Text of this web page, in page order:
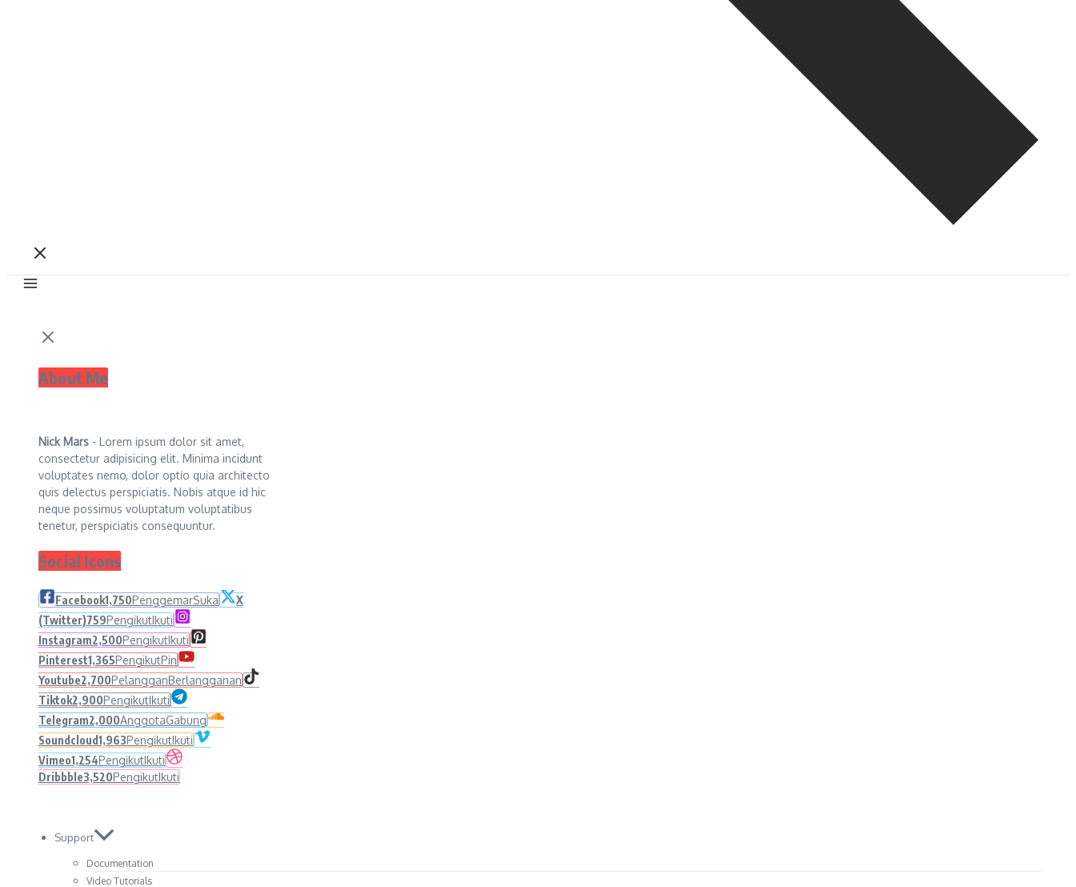
About Me
Nick Mars - Lorem ipsum dolor sit amet,
consectetur adipisicing elit. Minima incidunt
voluptates nemo, dolor optio quia architecto
quis delectus perspiciatis. Nobis atque id hic
neque possimus voluptatum voluptatibus
tenetur, perspiciatis consequuntur.
Social Icons
Facebook1,750PenggemarSuka
X
(Twitter)759PengikutIkuti
Instagram2,500PengikutIkuti
Pinterest1,365PengikutPin
Youtube2,700PelangganBerlangganan
Tiktok2,900PengikutIkuti
Telegram2,000AnggotaGabung
Soundcloud1,963PengikutIkuti
Vimeo1,254PengikutIkuti
Dribbble3,520PengikutIkuti
Support
Documentation
Video Tutorials